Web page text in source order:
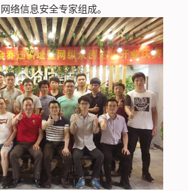
络信息安全专家组成。